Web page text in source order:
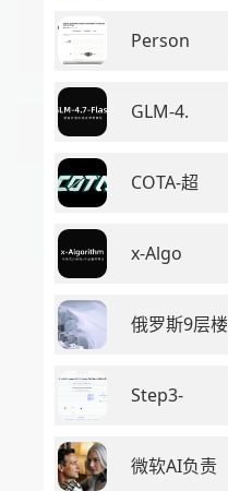
Person
GLM-4.
COTA-超
x-Algo
俄罗斯9层楼
Step3-
微软AI负责